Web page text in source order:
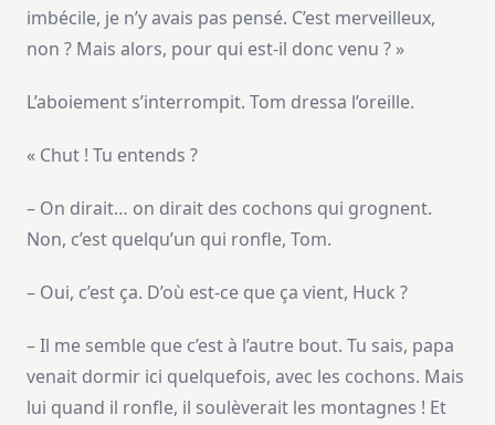
imbécile, je n’y avais pas pensé. C’est merveilleux,
non ? Mais alors, pour qui est-il donc venu ? »
L’aboiement s’interrompit. Tom dressa l’oreille.
« Chut ! Tu entends ?
– On dirait… on dirait des cochons qui grognent.
Non, c’est quelqu’un qui ronfle, Tom.
– Oui, c’est ça. D’où est-ce que ça vient, Huck ?
– Il me semble que c’est à l’autre bout. Tu sais, papa
venait dormir ici quelquefois, avec les cochons. Mais
lui quand il ronfle, il soulèverait les montagnes ! Et